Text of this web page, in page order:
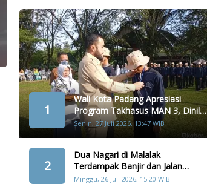
1
Wali Kota Padang Apresiasi
Program Takhasus MAN 3, Dinilai
Layak Jadi Contoh Sekolah Lain
Senin, 27 Juli 2026, 13:47 WIB
2
Dua Nagari di Malalak
Terdampak Banjir dan Jalan
Amblas Akibat Hujan Lebat
Minggu, 26 Juli 2026, 15:20 WIB